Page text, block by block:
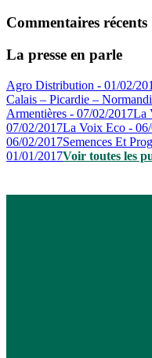
Commentaires récents
La presse en parle
Agro Distribution - 01/02/
Calais – Picardie –
Armentières - 07/02/2017La
07/02/2017La Voix Eco -
06/02/2017Semences Et
01/01/2017Voir toutes les